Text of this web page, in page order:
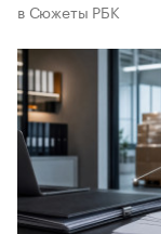
в Сюжеты РБК